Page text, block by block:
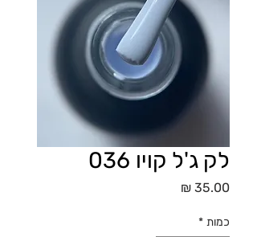
לק ג'ל קויו 036
כמות *